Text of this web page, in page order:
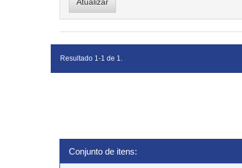
Resultado 1-1 de 1.
Conjunto de itens: